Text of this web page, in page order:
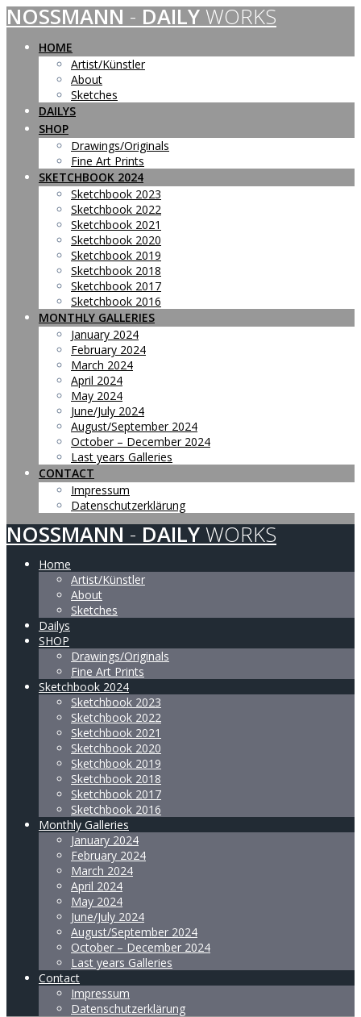
Skip
to
content
NOSSMANN - DAILY WORKS
HOME
Artist/Künstler
About
Sketches
DAILYS
SHOP
Drawings/Originals
Fine Art Prints
SKETCHBOOK 2024
Sketchbook 2023
Sketchbook 2022
Sketchbook 2021
Sketchbook 2020
Sketchbook 2019
Sketchbook 2018
Sketchbook 2017
Sketchbook 2016
MONTHLY GALLERIES
January 2024
February 2024
March 2024
April 2024
May 2024
June/July 2024
August/September 2024
October – December 2024
Last years Galleries
CONTACT
Impressum
Datenschutzerklärung
NOSSMANN - DAILY WORKS
Home
Artist/Künstler
About
Sketches
Dailys
SHOP
Drawings/Originals
Fine Art Prints
Sketchbook 2024
Sketchbook 2023
Sketchbook 2022
Sketchbook 2021
Sketchbook 2020
Sketchbook 2019
Sketchbook 2018
Sketchbook 2017
Sketchbook 2016
Monthly Galleries
January 2024
February 2024
March 2024
April 2024
May 2024
June/July 2024
August/September 2024
October – December 2024
Last years Galleries
Contact
Impressum
Datenschutzerklärung